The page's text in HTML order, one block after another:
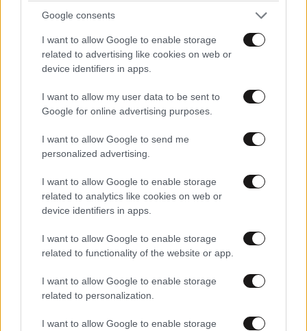
Google consents
I want to allow Google to enable storage
related to advertising like cookies on web or
device identifiers in apps.
I want to allow my user data to be sent to
Google for online advertising purposes.
I want to allow Google to send me
personalized advertising.
I want to allow Google to enable storage
related to analytics like cookies on web or
device identifiers in apps.
I want to allow Google to enable storage
related to functionality of the website or app.
I want to allow Google to enable storage
related to personalization.
I want to allow Google to enable storage
ΚΟΣΜΟΣ09·08·2026 07:44
που φέρεται να βρίσκεται πίσω του – Τι ορίζει ο
όρος Greek Mafia